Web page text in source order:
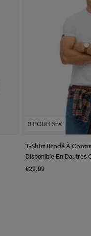
3 POUR 65€
T-Shirt Brodé À
Disponible En Dautres
€29.99